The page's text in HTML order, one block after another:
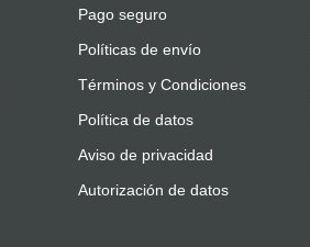
Pago seguro
Políticas de envío
Términos y Condiciones
Política de datos
Aviso de privacidad
Autorización de datos